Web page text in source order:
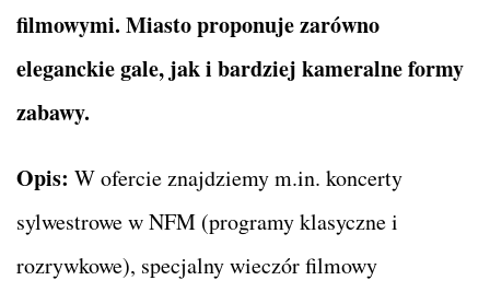
filmowymi. Miasto proponuje zarówno
eleganckie gale, jak i bardziej kameralne formy
zabawy.
Opis: W ofercie znajdziemy m.in. koncerty
sylwestrowe w NFM (programy klasyczne i
rozrywkowe), specjalny wieczór filmowy